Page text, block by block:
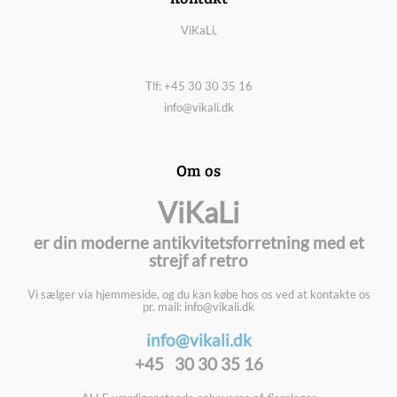
ViKaLi,
Tlf: +45 30 30 35 16
info@vikali.dk
Om os
ViKaLi
er din moderne antikvitetsforretning med et
strejf af retro
Vi sælger via hjemmeside, og du kan købe hos os ved at kontakte os
pr. mail: info@vikali.dk
info@vikali.dk
+45 30 30 35 16